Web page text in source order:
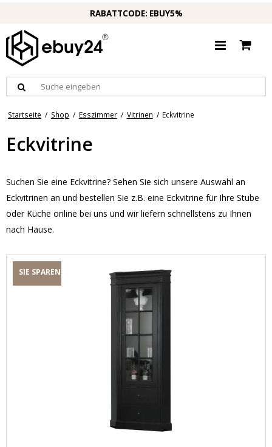
RABATTCODE: EBUY5%
Startseite / Shop / Esszimmer / Vitrinen / Eckvitrine
Eckvitrine
Suchen Sie eine Eckvitrine? Sehen Sie sich unsere Auswahl an
Eckvitrinen an und bestellen Sie z.B. eine Eckvitrine für Ihre Stube
oder Küche online bei uns und wir liefern schnellstens zu Ihnen
nach Hause.
SIE SPAREN